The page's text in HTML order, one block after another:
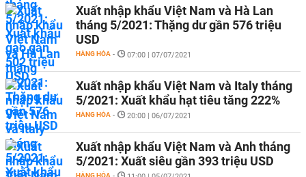
Xuất nhập khẩu Việt Nam và Hà Lan
tháng 5/2021: Thặng dư gần 576 triệu
USD
HÀNG HÓA - 07:00 | 07/07/2021
Xuất nhập khẩu Việt Nam và Italy tháng
5/2021: Xuất khẩu hạt tiêu tăng 222%
HÀNG HÓA - 20:00 | 06/07/2021
Xuất nhập khẩu Việt Nam và Anh tháng
5/2021: Xuất siêu gần 393 triệu USD
HÀNG HÓA